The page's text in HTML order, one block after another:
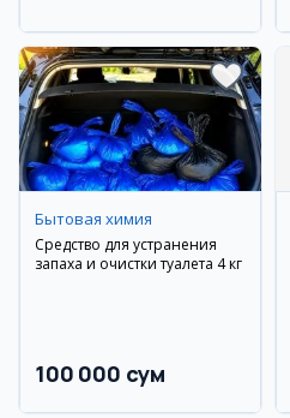
Бытовая химия
Средство для устранения
запаха и очистки туалета 4 кг
100 000 сум